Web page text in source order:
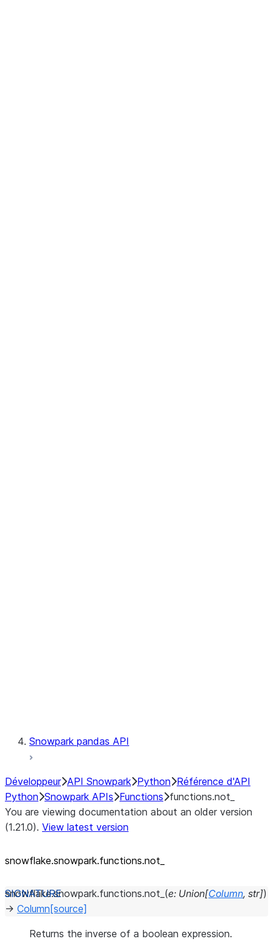
Snowpark pandas API
Développeur API Snowpark Python Référence d'API
Python Snowpark APIs Functions functions.not_
You are viewing documentation about an older version
(1.21.0). View latest version
snowflake.snowpark.functions.not_
snowflake.snowpark.functions.not_ (e: Union[Column, str])
→ Column [source]
Returns the inverse of a boolean expression.